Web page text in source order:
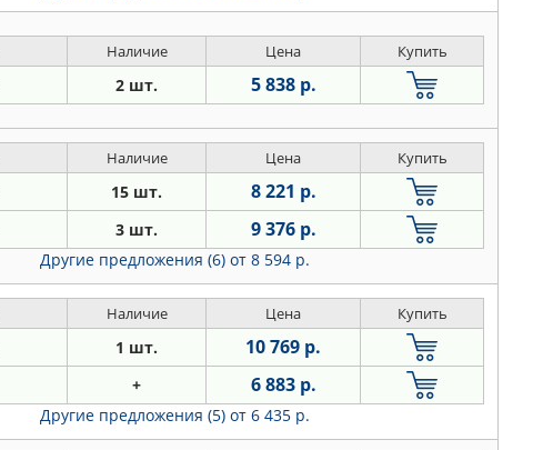
Наличие Цена Купить
2 шт. 5 838 р.
Наличие Цена Купить
15 шт. 8 221 р.
3 шт. 9 376 р.
Другие предложения (6) от 8 594 р.
Наличие Цена Купить
1 шт. 10 769 р.
+ 6 883 р.
Другие предложения (5) от 6 435 р.